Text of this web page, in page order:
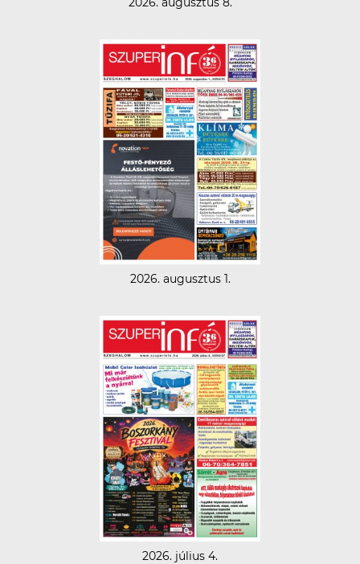
2026. augusztus 8.
2026. augusztus 1.
2026. július 4.